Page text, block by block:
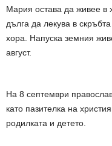
Мария остава да живее в
дълга да лекува в
хора. Напуска земния
август.
На 8 септември
като пазителка на
родилката и детето.